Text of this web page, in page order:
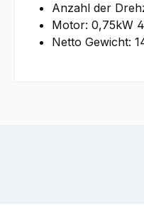
Anzahl der
Motor: 0,75kW
Netto Gewicht: